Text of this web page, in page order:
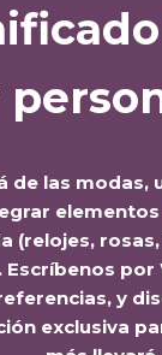
de las modas,
(relojes,
Escríbenos
y
exclusiva